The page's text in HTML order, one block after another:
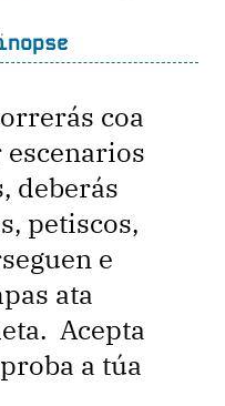
coa
deberás
petiscos,
e
ata
Acepta
a túa